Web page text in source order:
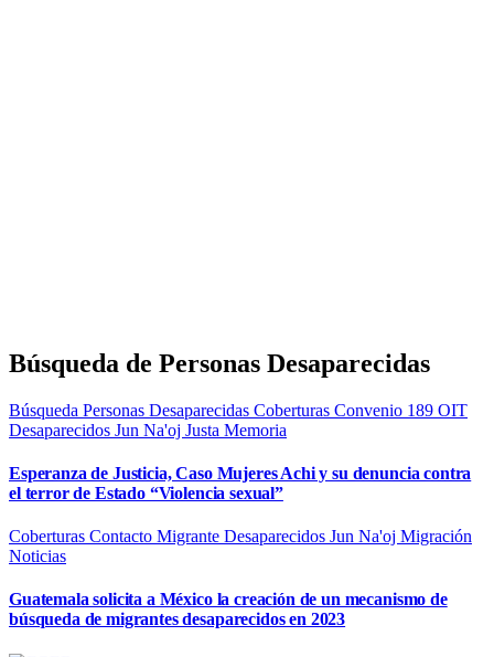
Búsqueda de Personas Desaparecidas
Búsqueda Personas Desaparecidas Coberturas Convenio 189 OIT
Desaparecidos Jun Na'oj Justa Memoria
Esperanza de Justicia, Caso Mujeres Achi y su denuncia contra
el terror de Estado “Violencia sexual”
Coberturas Contacto Migrante Desaparecidos Jun Na'oj Migración
Noticias
Guatemala solicita a México la creación de un mecanismo de
búsqueda de migrantes desaparecidos en 2023